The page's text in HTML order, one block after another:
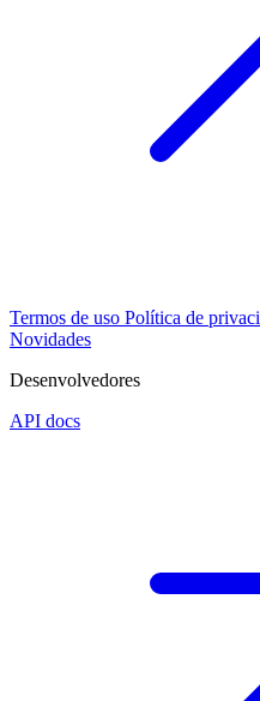
Termos de uso Política de
Novidades
Desenvolvedores
API docs